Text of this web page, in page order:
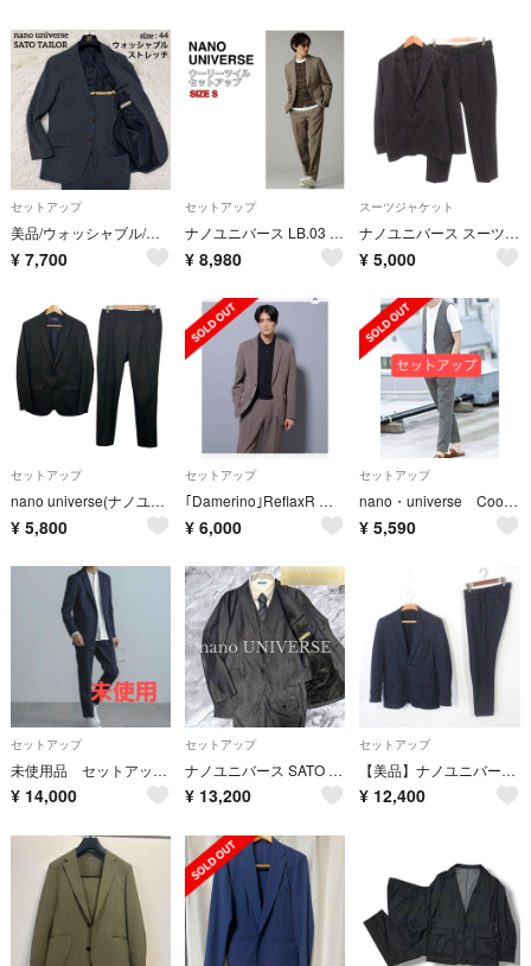
セットアップ
美品/ウォッシャブル/ストレッチ nano universe × SATO TAILOR 高機能セットアップ スーツ グレー S
¥ 7,700
セットアップ
ナノユニバース LB.03 ウーリーツイル セットアップ スリム ブラウン S
¥ 8,980
スーツジャケット
ナノユニバース スーツ セットアップ ジャケット パンツ M 黒
¥ 5,000
セットアップ
nano universe(ナノユニバース) シングルスーツ メンズ美品 ダークグレー Damerino
¥ 5,800
セットアップ
｢Damerino｣ReflaxR ダブルクロスウェザーセットアップ
¥ 6,000
セットアップ
nano・universe CoolMaxサッカージレ＆イージーパンツ セット
¥ 5,590
セットアップ
未使用品 セットアップ NANO universe ナノユニバース ネイビー Ｍ
¥ 14,000
セットアップ
ナノユニバース SATO TAILOR 3ピース スーツ ストレッチ M
¥ 13,200
セットアップ
【美品】ナノユニバース ダメリーノ風 ポンチ セットアップ スーツ S 紺
¥ 12,400